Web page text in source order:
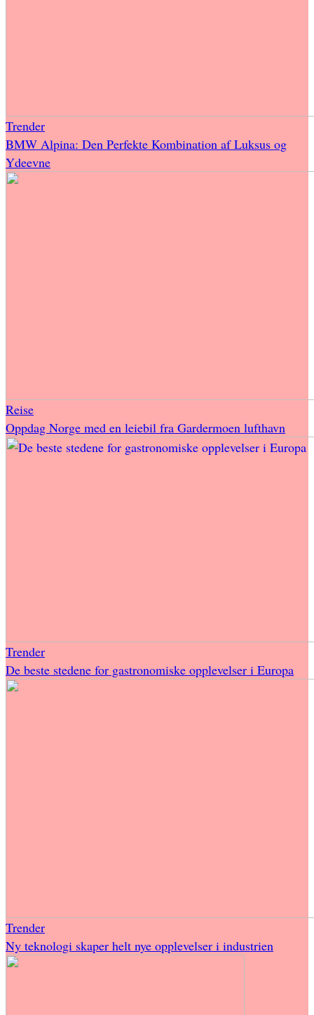
Trender
BMW Alpina: Den Perfekte Kombination af Luksus og
Ydeevne
Reise
Oppdag Norge med en leiebil fra Gardermoen lufthavn
Trender
De beste stedene for gastronomiske opplevelser i Europa
Trender
Ny teknologi skaper helt nye opplevelser i industrien